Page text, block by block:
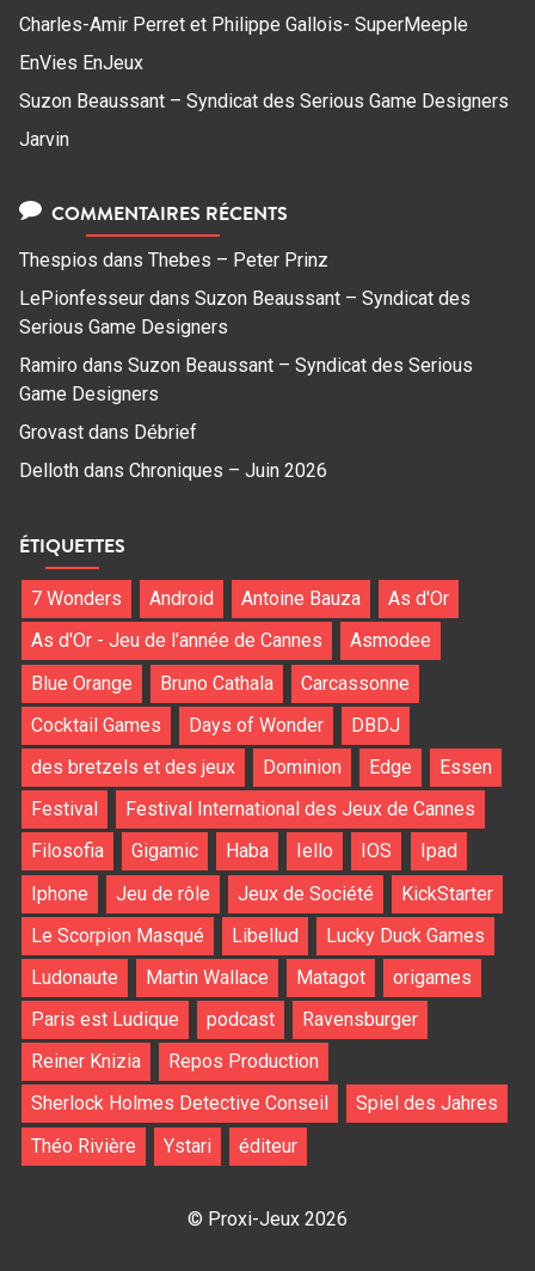
Charles-Amir Perret et Philippe Gallois- SuperMeeple
EnVies EnJeux
Suzon Beaussant – Syndicat des Serious Game Designers
Jarvin
COMMENTAIRES RÉCENTS
Thespios dans Thebes – Peter Prinz
LePionfesseur dans Suzon Beaussant – Syndicat des
Serious Game Designers
Ramiro dans Suzon Beaussant – Syndicat des Serious
Game Designers
Grovast dans Débrief
Delloth dans Chroniques – Juin 2026
ÉTIQUETTES
7 Wonders Android Antoine Bauza
As d'Or
As d'Or - Jeu de l'année de Cannes
Asmodee
Blue Orange
Bruno Cathala
Carcassonne
Cocktail Games
Days of Wonder
DBDJ
des bretzels et des jeux
Dominion Edge
Essen
Festival
Festival International des Jeux de Cannes
Filosofia
Gigamic Haba Iello IOS
Ipad
Iphone
Jeu de rôle Jeux de Société
KickStarter
Le Scorpion Masqué
Libellud
Lucky Duck Games
Ludonaute
Martin Wallace Matagot
origames
Paris est Ludique
podcast
Ravensburger
Reiner Knizia
Repos Production
Sherlock Holmes Detective Conseil
Spiel des Jahres
Théo Rivière
Ystari éditeur
© Proxi-Jeux 2026